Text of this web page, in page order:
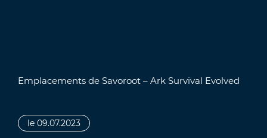
Emplacements de Savoroot – Ark Survival Evolved
le 09.07.2023